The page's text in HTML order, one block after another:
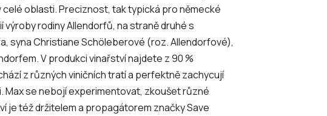
oblasti. Preciznost, tak typická pro německé
rodiny Allendorfů, na straně druhé s
syna Christiane Schöleberové (roz. Allendorfové),
V produkci vinařství najdete z 90 %
z různých viničních tratí a perfektně zachycují
Max se nebojí experimentovat, zkoušet různé
je též držitelem a propagátorem značky Save